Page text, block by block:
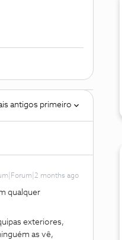
antigos primeiro
months ago
qualquer
exteriores,
as vê,